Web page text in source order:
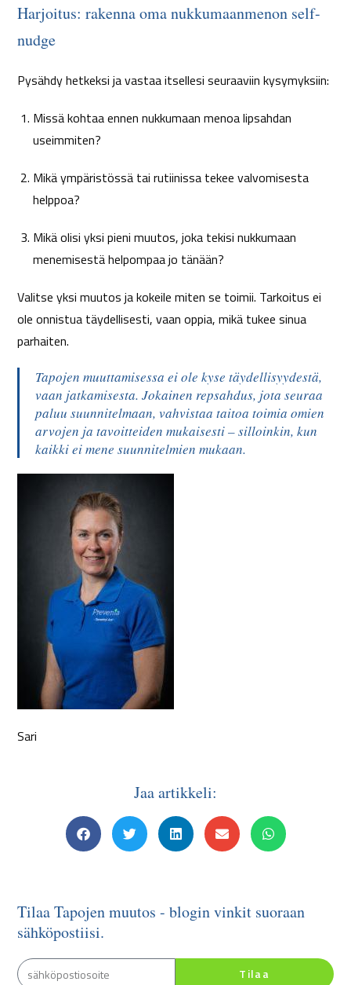
Harjoitus: rakenna oma nukkumaanmenon self-
nudge
Pysähdy hetkeksi ja vastaa itsellesi seuraaviin kysymyksiin:
Missä kohtaa ennen nukkumaan menoa lipsahdan
useimmiten?
Mikä ympäristössä tai rutiinissa tekee valvomisesta
helppoa?
Mikä olisi yksi pieni muutos, joka tekisi nukkumaan
menemisestä helpompaa jo tänään?
Valitse yksi muutos ja kokeile miten se toimii. Tarkoitus ei
ole onnistua täydellisesti, vaan oppia, mikä tukee sinua
parhaiten.
Tapojen muuttamisessa ei ole kyse täydellisyydestä,
vaan jatkamisesta. Jokainen repsahdus, jota seuraa
paluu suunnitelmaan, vahvistaa taitoa toimia omien
arvojen ja tavoitteiden mukaisesti – silloinkin, kun
kaikki ei mene suunnitelmien mukaan.
Sari
Jaa artikkeli:
Tilaa Tapojen muutos - blogin vinkit suoraan
sähköpostiisi.
Tilaa